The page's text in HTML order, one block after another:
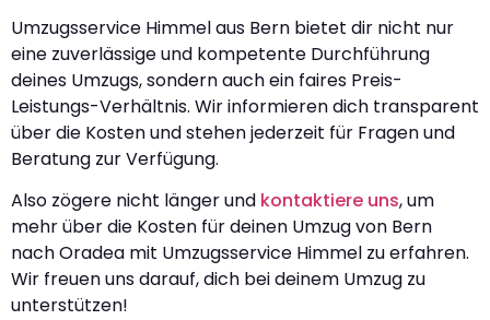
Umzugsservice Himmel aus Bern bietet dir nicht nur
eine zuverlässige und kompetente Durchführung
deines Umzugs, sondern auch ein faires Preis-
Leistungs-Verhältnis. Wir informieren dich transparent
über die Kosten und stehen jederzeit für Fragen und
Beratung zur Verfügung.
Also zögere nicht länger und kontaktiere uns, um
mehr über die Kosten für deinen Umzug von Bern
nach Oradea mit Umzugsservice Himmel zu erfahren.
Wir freuen uns darauf, dich bei deinem Umzug zu
unterstützen!